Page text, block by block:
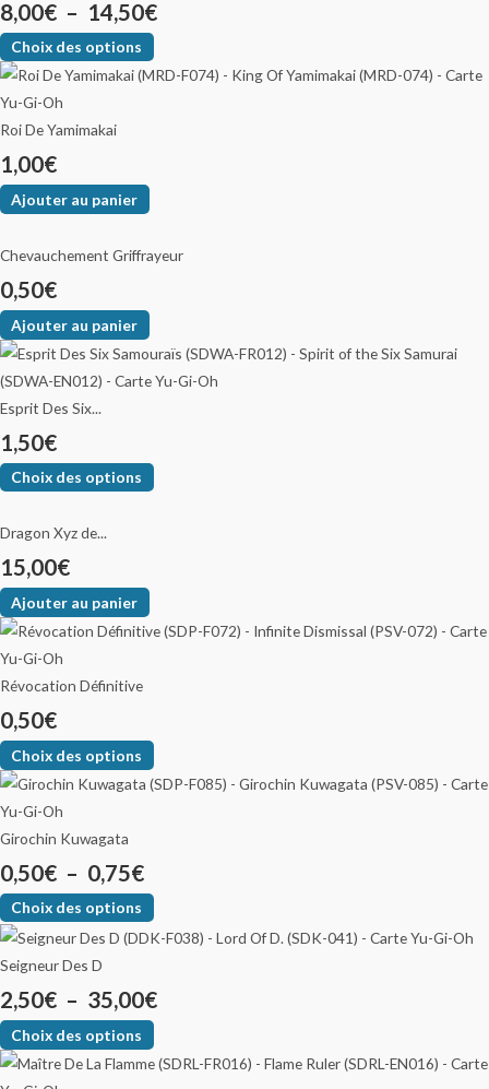
8,00€ – 14,50€
Choix des options
Roi De Yamimakai
1,00€
Ajouter au panier
Chevauchement Griffrayeur
0,50€
Ajouter au panier
Esprit Des Six...
1,50€
Choix des options
Dragon Xyz de...
15,00€
Ajouter au panier
Révocation Définitive
0,50€
Choix des options
Girochin Kuwagata
0,50€ – 0,75€
Choix des options
Seigneur Des D
2,50€ – 35,00€
Choix des options